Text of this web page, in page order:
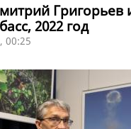
Григорьев
2022 год
00:25